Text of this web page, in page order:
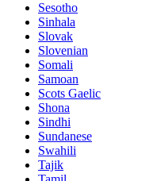
Sesotho
Sinhala
Slovak
Slovenian
Somali
Samoan
Scots Gaelic
Shona
Sindhi
Sundanese
Swahili
Tajik